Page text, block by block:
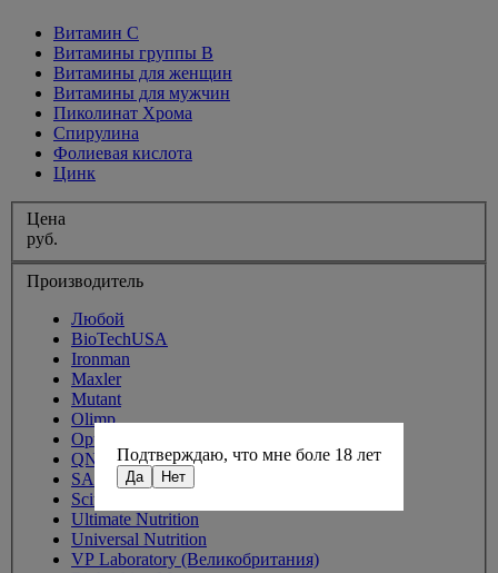
Витамин С
Витамины группы В
Витамины для женщин
Витамины для мужчин
Пиколинат Хрома
Спирулина
Фолиевая кислота
Цинк
Цена
руб.
Производитель
Любой
BioTechUSA
Ironman
Maxler
Mutant
Olimp
Optimum Nutrition
QNT
SAN
Scitec Nutrition
Ultimate Nutrition
Universal Nutrition
VP Laboratory (Великобритания)
Подтверждаю, что мне боле 18 лет
Да Нет